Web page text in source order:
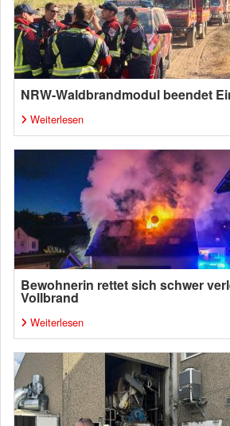
NRW-Waldbrandmodul beendet
Weiterlesen
Bewohnerin rettet sich schwer
Vollbrand
Weiterlesen